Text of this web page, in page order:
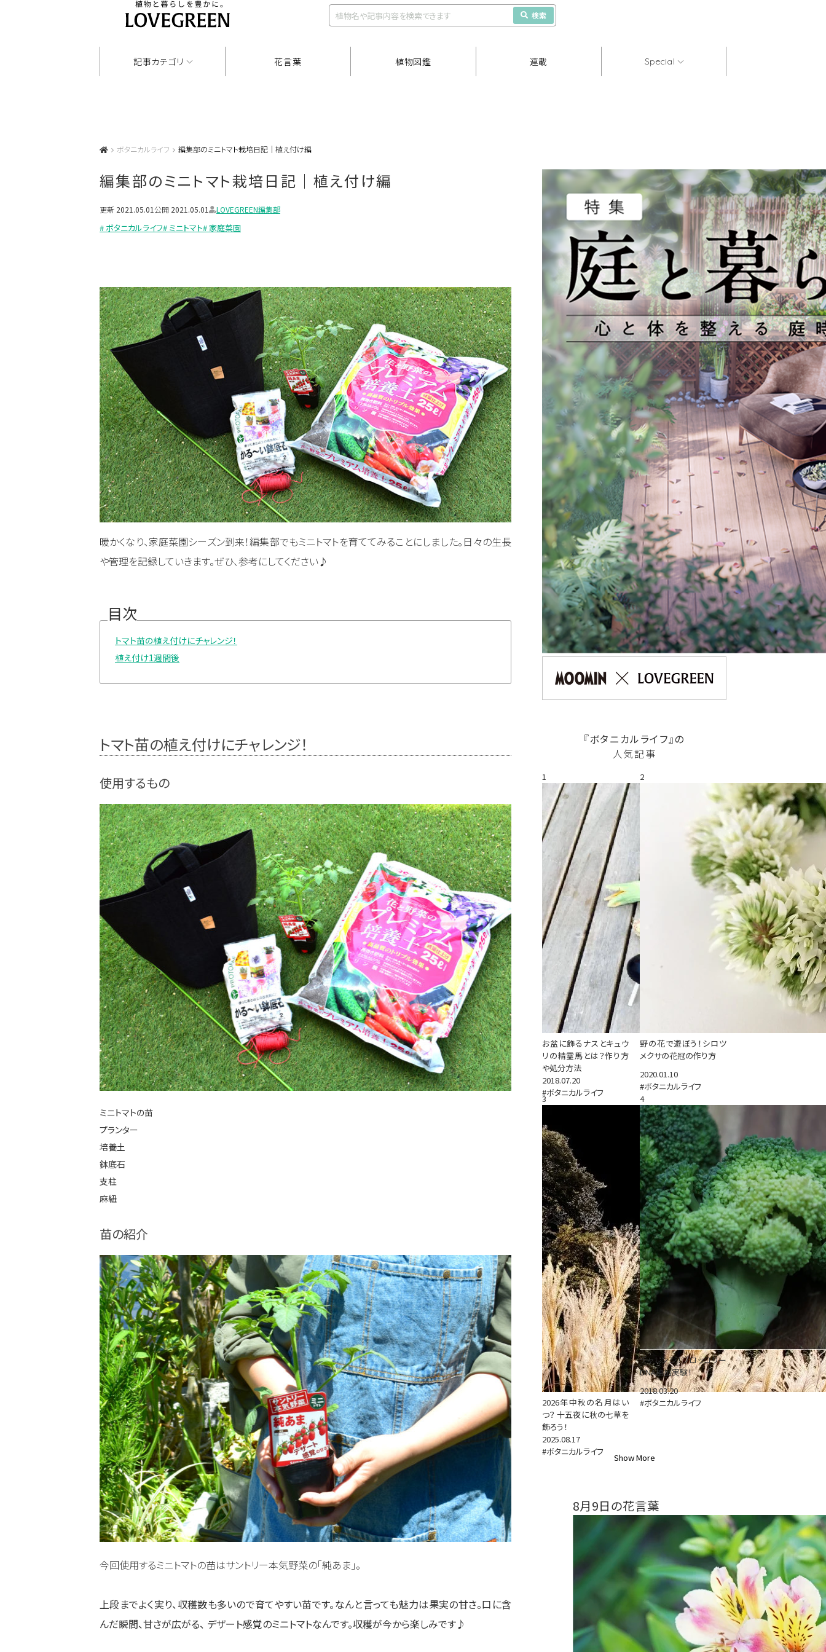
検索
記事カテゴリ 花言葉 植物図鑑 連載 Special
ボタニカルライフ 編集部のミニトマト栽培日記｜植え付け編
編集部のミニトマト栽培日記｜植え付け編
更新 2021.05.01 公開 2021.05.01 LOVEGREEN編集部
# ボタニカルライフ# ミニトマト# 家庭菜園
暖かくなり、家庭菜園シーズン到来！編集部でもミニトマトを育ててみることにしました。日々の生長
や管理を記録していきます。ぜひ、参考にしてください♪
目次
トマト苗の植え付けにチャレンジ！
植え付け1週間後
トマト苗の植え付けにチャレンジ！
使用するもの
ミニトマトの苗
プランター
培養土
鉢底石
支柱
麻紐
苗の紹介
今回使用するミニトマトの苗はサントリー本気野菜の「純あま」。
上段までよく実り、収穫数も多いので育てやすい苗です。なんと言っても魅力は果実の甘さ。口に含
んだ瞬間、甘さが広がる、 デザート感覚のミニトマトなんです。収穫が今から楽しみです♪
『ボタニカルライフ』の
人気記事
1
お盆に飾るナスとキュウ
リの精霊馬とは？作り方
や処分方法
2018.07.20
#ボタニカルライフ
2
野の花で遊ぼう！シロツ
メクサの花冠の作り方
2020.01.10
#ボタニカルライフ
3
2026年中秋の名月はい
つ？ 十五夜に秋の七草を
飾ろう！
2025.08.17
#ボタニカルライフ
4
チャレンジ！ブロッコリー
DNA抽出実験！
2018.03.20
#ボタニカルライフ
Show More
8月9日の花言葉